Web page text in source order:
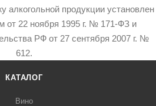
алкогольной продукции установлен
от 22 ноября 1995 г. № 171-ФЗ и
РФ от 27 сентября 2007 г. №
612.
КАТАЛОГ
Вино